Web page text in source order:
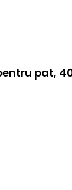
pat,